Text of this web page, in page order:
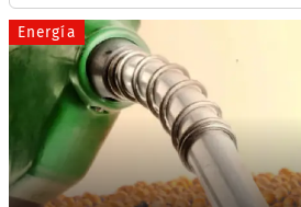
Energía